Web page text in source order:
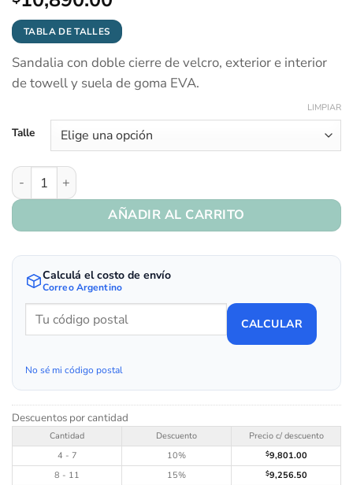
TABLA DE TALLES
Sandalia con doble cierre de velcro, exterior e interior
de towell y suela de goma EVA.
Talle
LIMPIAR
Art. 654/59 - Blanco cantidad
AÑADIR AL CARRITO
Calculá el costo de envío
Correo Argentino
CALCULAR
No sé mi código postal
Descuentos por cantidad
Cantidad Descuento
Precio c/ descuento
4 - 7
10% $9,801.00
8 - 11
15% $9,256.50